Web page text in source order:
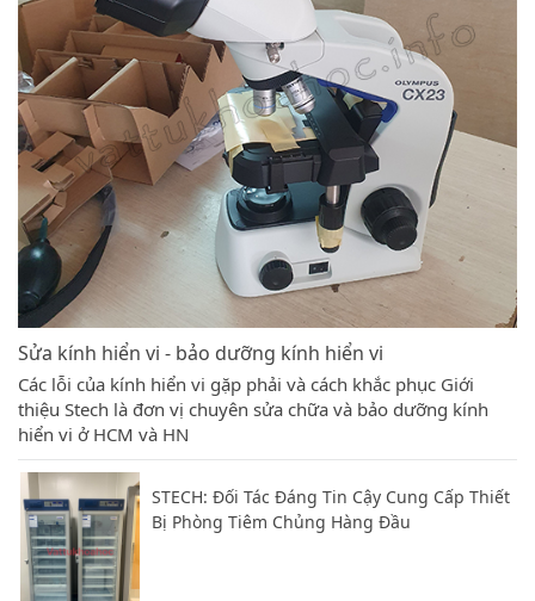
Sửa kính hiển vi - bảo dưỡng kính hiển vi
Các lỗi của kính hiển vi gặp phải và cách khắc phục Giới
thiệu Stech là đơn vị chuyên sửa chữa và bảo dưỡng kính
hiển vi ở HCM và HN
STECH: Đối Tác Đáng Tin Cậy Cung Cấp Thiết
Bị Phòng Tiêm Chủng Hàng Đầu